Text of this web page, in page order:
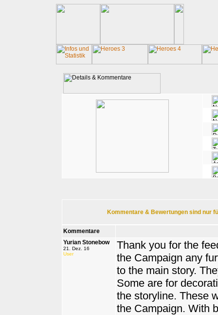
Kommentare & Bewertungen sind nur
Kommentare
Yurian Stonebow
21. Dez. 16
User
Thank you for the
the Campaign any
to the main story.
Some are for
the storyline. These
the Campaign. With